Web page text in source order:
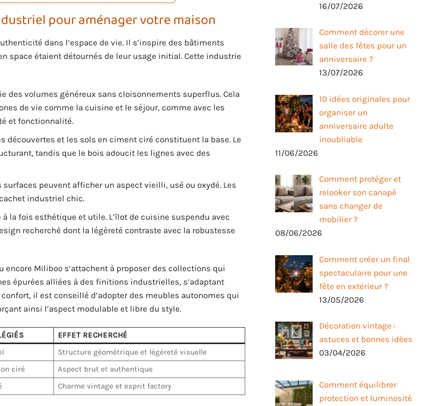
pour aménager votre maison
dans l’espace de vie. Il s’inspire des bâtiments
space étaient détournés de leur usage initial. Cette industrie
des volumes généreux sans cloisonnements superflus. Cela
de vie comme la cuisine et le séjour, comme avec les
et fonctionnalité.
découvertes et les sols en ciment ciré constituent la base. Le
tandis que le bois adoucit les lignes avec des
peuvent afficher un aspect vieilli, usé ou oxydé. Les
industriel chic.
la fois esthétique et utile. L’îlot de cuisine suspendu avec
recherché dont la légèreté contraste avec la robustesse
Miliboo s’attachent à proposer des collections qui
épurées alliées à des finitions industrielles, s’adaptant
il est conseillé d’adopter des meubles autonomes qui
ainsi l’aspect modulable et libre du style.
EFFET RECHERCHÉ
Structure géométrique et légèreté visuelle
ciré
Aspect brut et authentique
Charme vintage et esprit factory
16/07/2026
Comment décorer une
salle des fêtes pour un
anniversaire ?
13/07/2026
10 idées originales pour
organiser un
anniversaire adulte
inoubliable
11/06/2026
Comment protéger et
relooker son canapé
sans changer de
mobilier ?
08/06/2026
Comment créer un final
spectaculaire pour une
fête en extérieur ?
13/05/2026
Décoration vintage :
astuces et bonnes idées
03/04/2026
Comment équilibrer
protection et luminosité